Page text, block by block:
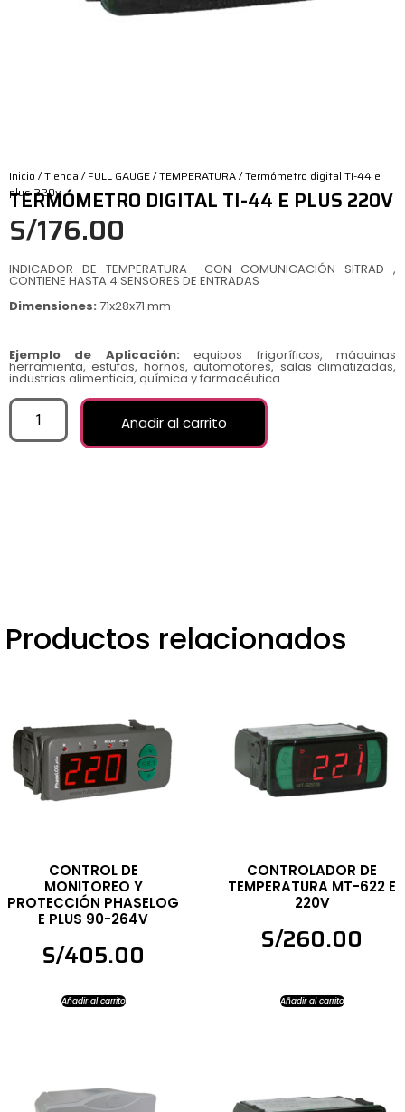
Inicio /Tienda /FULL GAUGE/TEMPERATURA/ Termómetro digital TI-44 e
plus 220v
TERMÓMETRO DIGITAL TI-44 E PLUS 220V
S/176.00
INDICADOR DE TEMPERATURA CON COMUNICACIÓN SITRAD ,
CONTIENE HASTA 4 SENSORES DE ENTRADAS
Dimensiones: 71x28x71 mm
Ejemplo de Aplicación: equipos frigoríficos, máquinas
herramienta, estufas, hornos, automotores, salas climatizadas,
industrias alimenticia, química y farmacéutica.
Añadir al carrito
Productos relacionados
CONTROL DE
MONITOREO Y
PROTECCIÓN PHASELOG
E PLUS 90-264V
S/405.00
Añadir al carrito
CONTROLADOR DE
TEMPERATURA MT-622 E
220V
S/260.00
Añadir al carrito